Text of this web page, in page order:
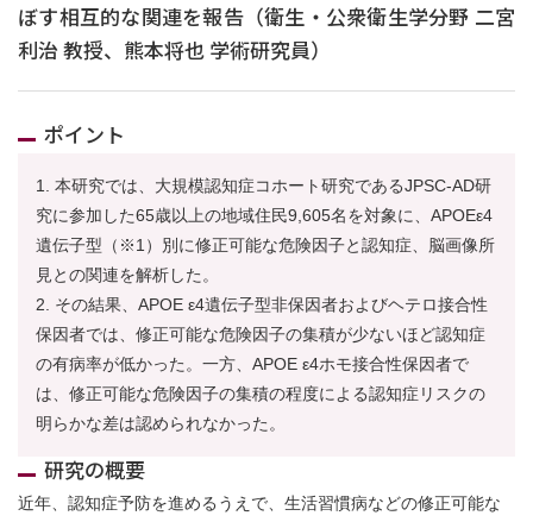
ぼす相互的な関連を報告（衛生・公衆衛生学分野 二宮
利治 教授、熊本将也 学術研究員）
ポイント
本研究では、⼤規模認知症コホート研究であるJPSC-AD研
究に参加した65歳以上の地域住民9,605名を対象に、APOEε4
遺伝子型（※1）別に修正可能な危険因子と認知症、脳画像所
見との関連を解析した。
その結果、APOE ε4遺伝子型非保因者およびヘテロ接合性
保因者では、修正可能な危険因子の集積が少ないほど認知症
の有病率が低かった。一方、APOE ε4ホモ接合性保因者で
は、修正可能な危険因子の集積の程度による認知症リスクの
明らかな差は認められなかった。
研究の概要
近年、認知症予防を進めるうえで、生活習慣病などの修正可能な